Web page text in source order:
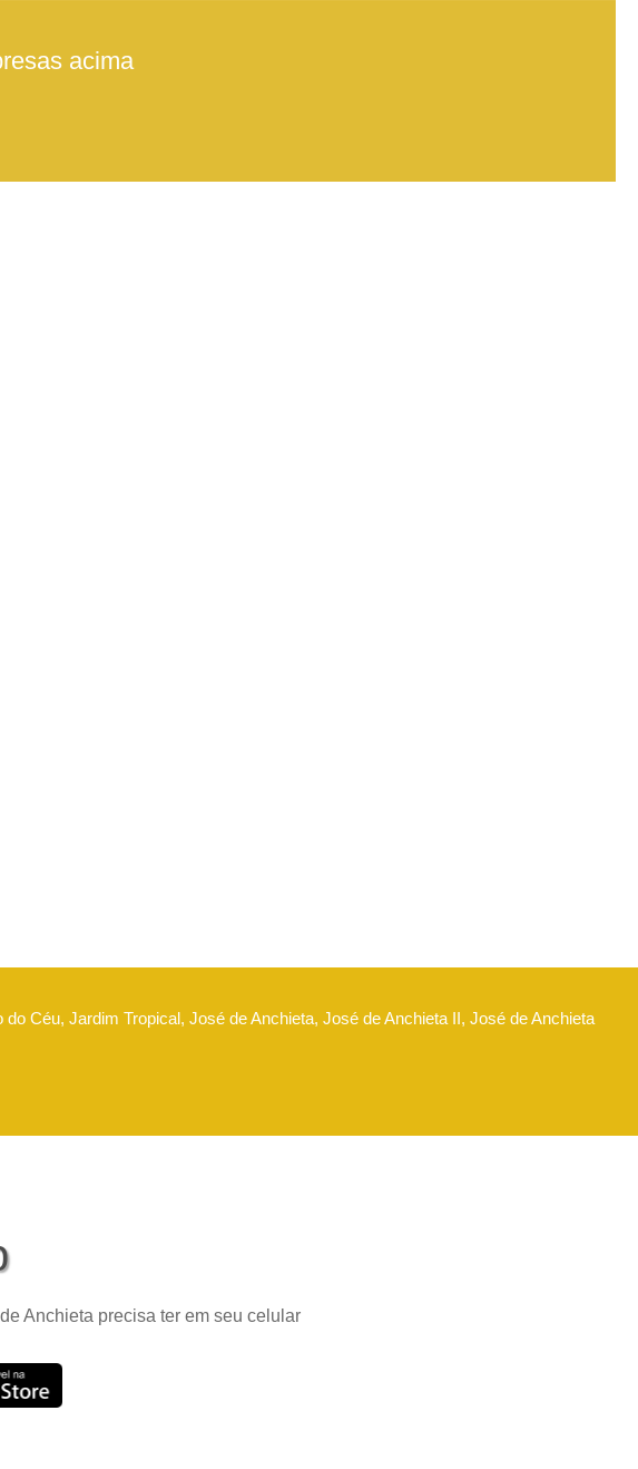
acima
Céu, Jardim Tropical, José de Anchieta, José de Anchieta II, José de Anchieta
Anchieta precisa ter em seu celular